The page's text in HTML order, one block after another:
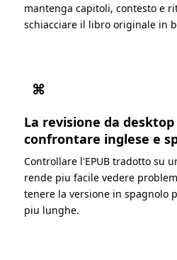
mantenga capitoli, contesto e
schiacciare il libro originale in
⌘
La revisione da
confrontare inglese e
Controllare l'EPUB tradotto su
rende piu facile vedere
tenere la versione in spagnolo
piu lunghe.